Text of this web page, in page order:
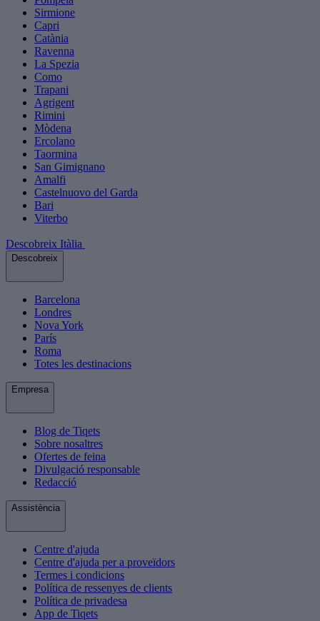
Sirmione
Capri
Catània
Ravenna
La Spezia
Como
Trapani
Agrigent
Rimini
Mòdena
Ercolano
Taormina
San Gimignano
Amalfi
Castelnuovo del Garda
Bari
Viterbo
Descobreix Itàlia
Descobreix
Barcelona
Londres
Nova York
París
Roma
Totes les destinacions
Empresa
Blog de Tiqets
Sobre nosaltres
Ofertes de feina
Divulgació responsable
Redacció
Assistència
Centre d'ajuda
Centre d'ajuda per a proveïdors
Termes i condicions
Política de ressenyes de clients
Política de privadesa
App de Tiqets